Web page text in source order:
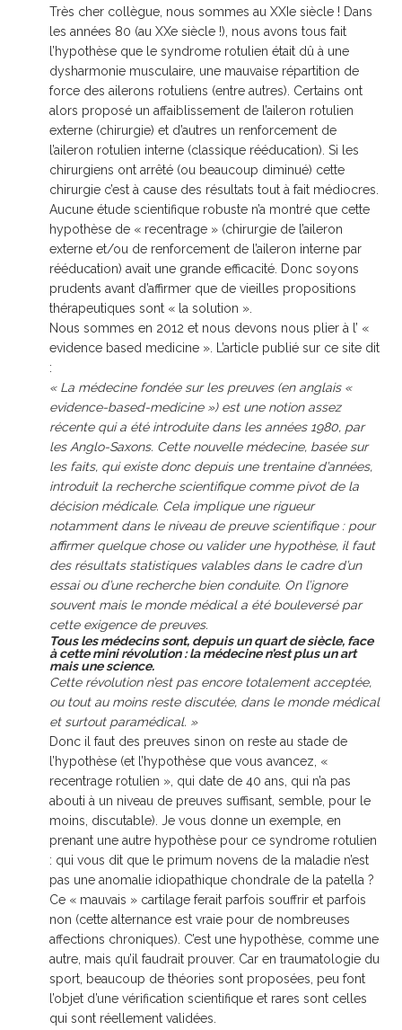
Très cher collègue, nous sommes au XXIe siècle ! Dans
les années 80 (au XXe siècle !), nous avons tous fait
l’hypothèse que le syndrome rotulien était dû à une
dysharmonie musculaire, une mauvaise répartition de
force des ailerons rotuliens (entre autres). Certains ont
alors proposé un affaiblissement de l’aileron rotulien
externe (chirurgie) et d’autres un renforcement de
l’aileron rotulien interne (classique rééducation). Si les
chirurgiens ont arrêté (ou beaucoup diminué) cette
chirurgie c’est à cause des résultats tout à fait médiocres.
Aucune étude scientifique robuste n’a montré que cette
hypothèse de « recentrage » (chirurgie de l’aileron
externe et/ou de renforcement de l’aileron interne par
rééducation) avait une grande efficacité. Donc soyons
prudents avant d’affirmer que de vieilles propositions
thérapeutiques sont « la solution ».
Nous sommes en 2012 et nous devons nous plier à l’ «
evidence based medicine ». L’article publié sur ce site dit
:
« La médecine fondée sur les preuves (en anglais «
evidence-based-medicine ») est une notion assez
récente qui a été introduite dans les années 1980, par
les Anglo-Saxons. Cette nouvelle médecine, basée sur
les faits, qui existe donc depuis une trentaine d’années,
introduit la recherche scientifique comme pivot de la
décision médicale. Cela implique une rigueur
notamment dans le niveau de preuve scientifique : pour
affirmer quelque chose ou valider une hypothèse, il faut
des résultats statistiques valables dans le cadre d’un
essai ou d’une recherche bien conduite. On l’ignore
souvent mais le monde médical a été bouleversé par
cette exigence de preuves.
Tous les médecins sont, depuis un quart de siècle, face
à cette mini révolution : la médecine n’est plus un art
mais une science.
Cette révolution n’est pas encore totalement acceptée,
ou tout au moins reste discutée, dans le monde médical
et surtout paramédical. »
Donc il faut des preuves sinon on reste au stade de
l’hypothèse (et l’hypothèse que vous avancez, «
recentrage rotulien », qui date de 40 ans, qui n’a pas
abouti à un niveau de preuves suffisant, semble, pour le
moins, discutable). Je vous donne un exemple, en
prenant une autre hypothèse pour ce syndrome rotulien
: qui vous dit que le primum novens de la maladie n’est
pas une anomalie idiopathique chondrale de la patella ?
Ce « mauvais » cartilage ferait parfois souffrir et parfois
non (cette alternance est vraie pour de nombreuses
affections chroniques). C’est une hypothèse, comme une
autre, mais qu’il faudrait prouver. Car en traumatologie du
sport, beaucoup de théories sont proposées, peu font
l’objet d’une vérification scientifique et rares sont celles
qui sont réellement validées.